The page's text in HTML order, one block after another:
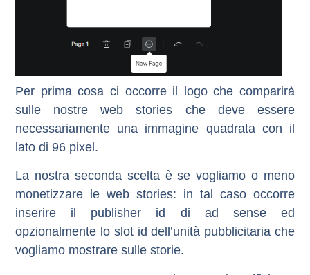
Per prima cosa ci occorre il logo che comparirà
sulle nostre web stories che deve essere
necessariamente una immagine quadrata con il
lato di 96 pixel.
La nostra seconda scelta è se vogliamo o meno
monetizzare le web stories: in tal caso occorre
inserire il publisher id di ad sense ed
opzionalmente lo slot id dell’unità pubblicitaria che
vogliamo mostrare sulle storie.